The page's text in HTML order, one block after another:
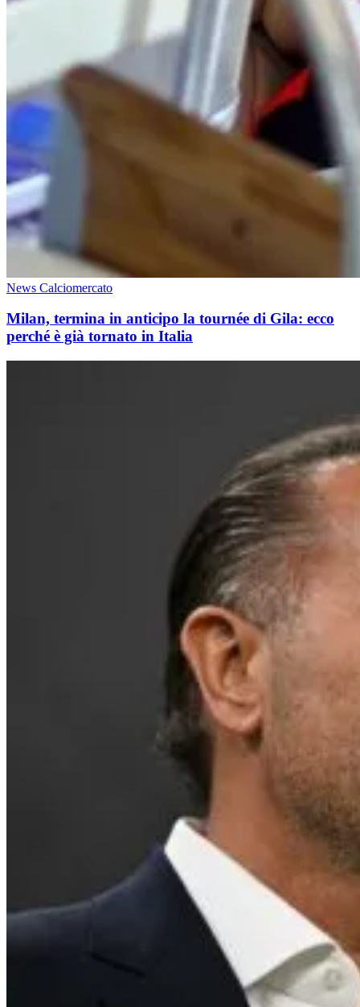
News Calciomercato
Milan, termina in anticipo la tournée di Gila: ecco
perché è già tornato in Italia